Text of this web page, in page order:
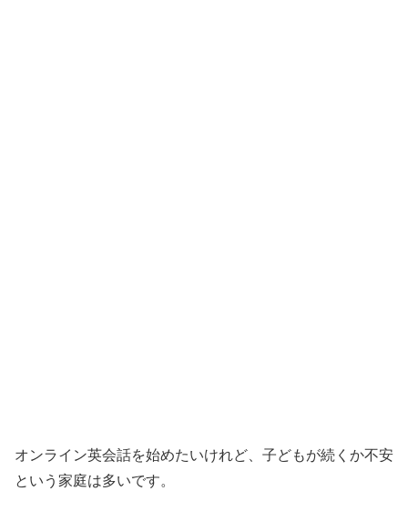
オンライン英会話を始めたいけれど、子どもが続くか不安
という家庭は多いです。